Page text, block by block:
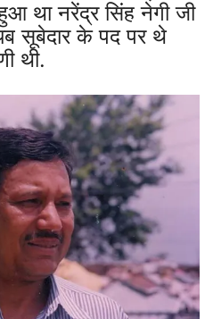
था नरेंद्र सिंह नेगी जी
सूबेदार के पद पर थे
थी.